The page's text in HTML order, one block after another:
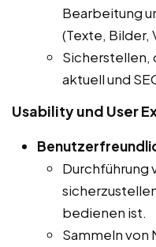
Bearbeitung
(Texte, Bilder,
Sicherstellen,
aktuell und
Usability und User
Durchführung
bedienen ist.
Sammeln von